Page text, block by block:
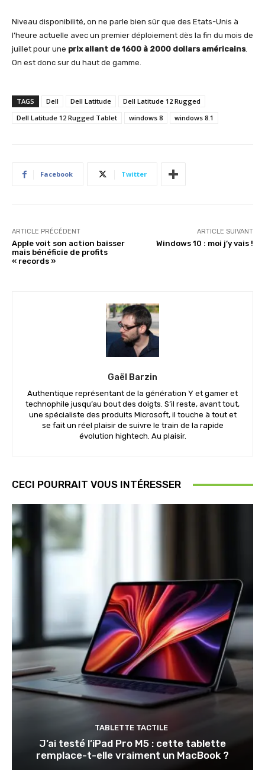
Niveau disponibilité, on ne parle bien sûr que des Etats-Unis à
l’heure actuelle avec un premier déploiement dès la fin du mois de
juillet pour une prix allant de 1600 à 2000 dollars américains.
On est donc sur du haut de gamme.
TAGS Dell Dell Latitude
Dell Latitude 12 Rugged
Dell Latitude 12 Rugged Tablet
windows 8 windows 8.1
Facebook Twitter
ARTICLE PRÉCÉDENT
Apple voit son action baisser
mais bénéficie de profits
« records »
ARTICLE SUIVANT
Windows 10 : moi j’y vais !
Gaël Barzin
Authentique représentant de la génération Y et gamer et
technophile jusqu’au bout des doigts. S’il reste, avant tout,
une spécialiste des produits Microsoft, il touche à tout et
se fait un réel plaisir de suivre le train de la rapide
évolution hightech. Au plaisir.
CECI POURRAIT VOUS INTÉRESSER
TABLETTE TACTILE
J’ai testé l’iPad Pro M5 : cette tablette
remplace-t-elle vraiment un MacBook ?